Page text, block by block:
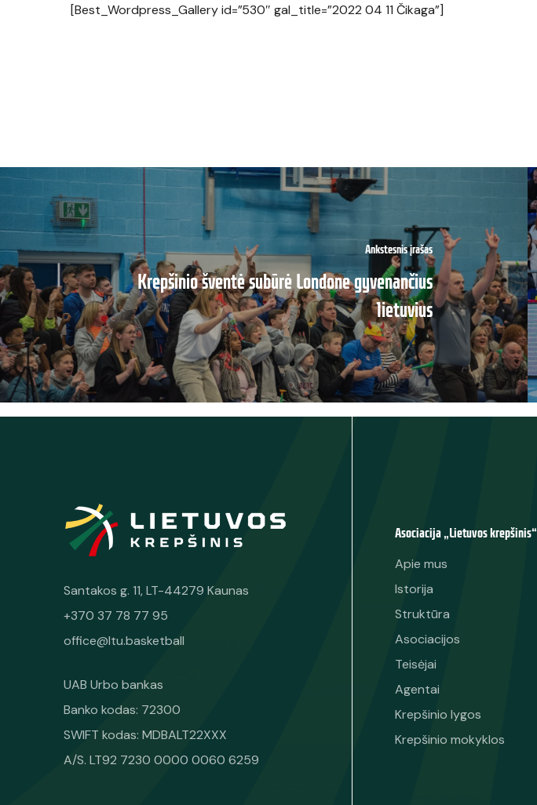
[Best_Wordpress_Gallery id=”530″ gal_title=”2022 04 11 Čikaga”]
Ankstesnis įrašas
Krepšinio šventė subūrė Londone gyvenančius
lietuvius
Santakos g. 11, LT-44279 Kaunas
+370 37 78 77 95
office@ltu.basketball
UAB Urbo bankas
Banko kodas: 72300
SWIFT kodas: MDBALT22XXX
A/S. LT92 7230 0000 0060 6259
Asociacija „Lietuvos krepšinis“
Apie mus
Istorija
Struktūra
Asociacijos
Teisėjai
Agentai
Krepšinio lygos
Krepšinio mokyklos